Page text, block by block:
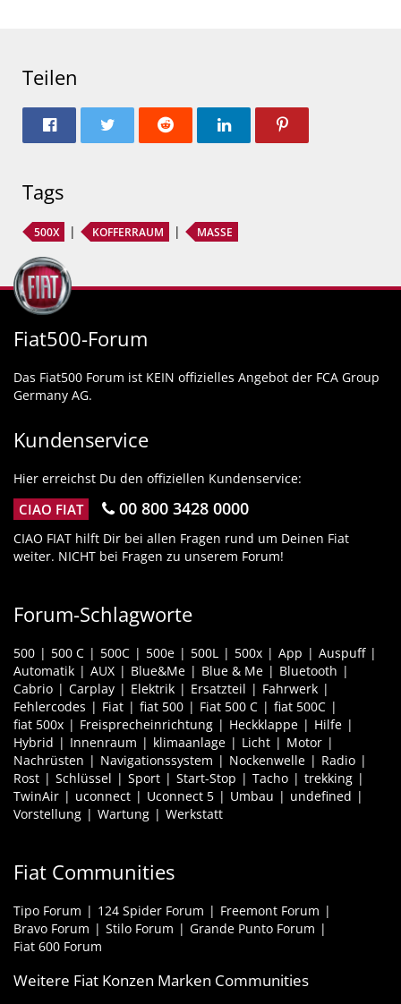
Teilen
Tags
500X KOFFERRAUM MASSE
Fiat500-Forum
Das Fiat500 Forum ist KEIN offizielles Angebot der FCA Group
Germany AG.
Kundenservice
Hier erreichst Du den offiziellen Kundenservice:
CIAO FIAT 00 800 3428 0000
CIAO FIAT hilft Dir bei allen Fragen rund um Deinen Fiat
weiter. NICHT bei Fragen zu unserem Forum!
Forum-Schlagworte
500 500 C 500C 500e 500L 500x App
Auspuff
Automatik
AUX Blue&Me Blue & Me
Bluetooth
Cabrio
Carplay Elektrik Ersatzteil
Fahrwerk
Fehlercodes
Fiat fiat 500 Fiat 500 C
fiat 500C
fiat 500x
Freisprecheinrichtung Heckklappe
Hilfe
Hybrid
Innenraum klimaanlage Licht
Motor
Nachrüsten
Navigationssystem Nockenwelle
Radio
Rost
Schlüssel Sport Start-Stop Tacho
trekking
TwinAir
uconnect Uconnect 5 Umbau
undefined
Vorstellung
Wartung Werkstatt
Fiat Communities
Tipo Forum 124 Spider Forum
Freemont Forum
Bravo Forum
Stilo Forum
Grande Punto Forum
Fiat 600 Forum
Weitere Fiat Konzen Marken Communities